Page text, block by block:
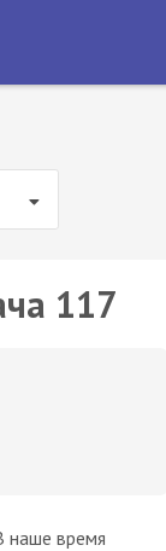
117
наше время